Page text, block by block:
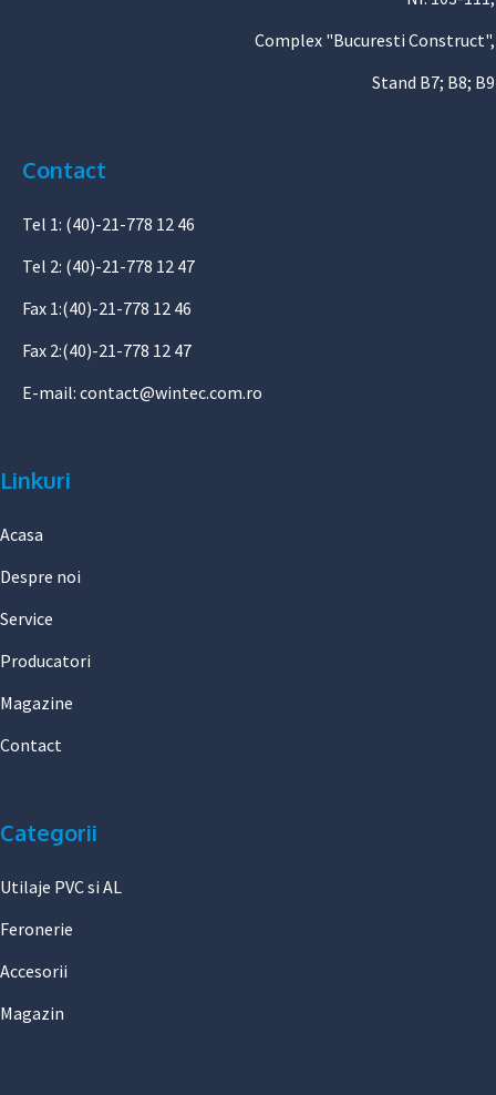
Complex "Bucuresti Construct",
Stand B7; B8; B9
Contact
Tel 1: (40)-21-778 12 46
Tel 2: (40)-21-778 12 47
Fax 1:(40)-21-778 12 46
Fax 2:(40)-21-778 12 47
E-mail: contact@wintec.com.ro
Linkuri
Acasa
Despre noi
Service
Producatori
Magazine
Contact
Categorii
Utilaje PVC si AL
Feronerie
Accesorii
Magazin